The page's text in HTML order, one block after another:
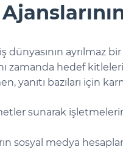
ayrılmaz
zamanda hedef
yanıtı bazıları için
sunarak
sosyal medya